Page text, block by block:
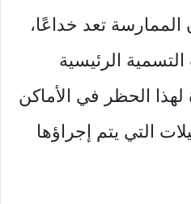
تعد خداعًا،
الرئيسية
لهذا الحظر في الأماكن
التي يتم إجراؤها